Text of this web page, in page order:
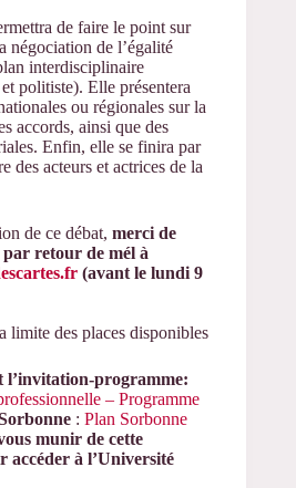
de faire le point sur
négociation de l’égalité
interdisciplinaire
politiste). Elle présentera
ou régionales sur la
accords, ainsi que des
Enfin, elle se finira par
des acteurs et actrices de la
de ce débat, merci de
par retour de mél à
(avant le lundi 9
limite des places disponibles
l’invitation-programme:
– Programme
: Plan Sorbonne
munir de cette
à l’Université